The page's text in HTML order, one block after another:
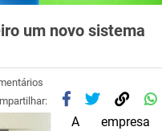
um novo sistema
A empresa